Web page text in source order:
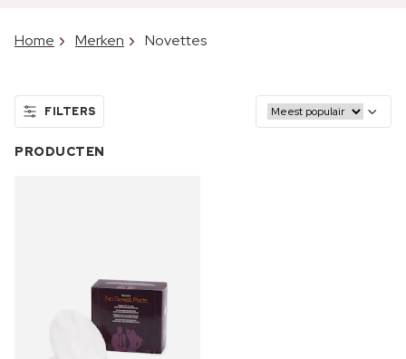
Home Merken Novettes
FILTERS
PRODUCTEN